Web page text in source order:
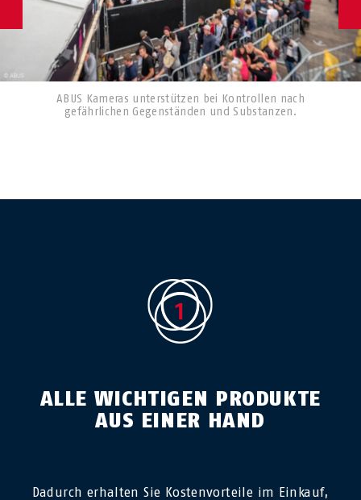
ABUS Kameras unterstützen bei Kontrollen nach
gefährlichen Gegenständen und Substanzen.
ALLE WICHTIGEN PRODUKTE
AUS EINER HAND
Dadurch erhalten Sie Kostenvorteile im Einkauf,